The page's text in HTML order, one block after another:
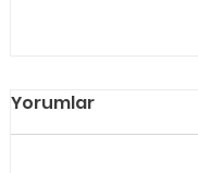
Yorumlar